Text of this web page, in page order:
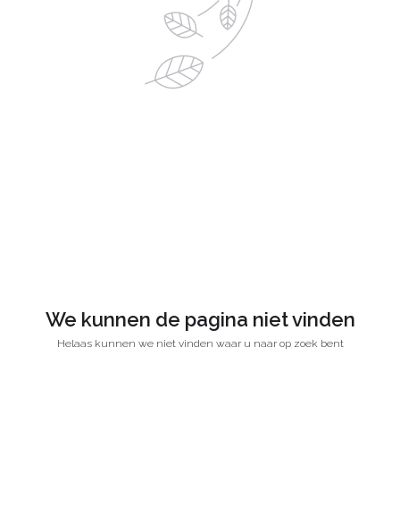
We kunnen de pagina niet vinden
Helaas kunnen we niet vinden waar u naar op zoek bent